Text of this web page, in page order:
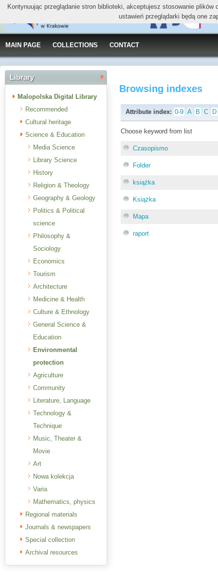
MAIN PAGE COLLECTIONS CONTACT
Library
Malopolska Digital Library
Recommended
Cultural heritage
Science & Education
Media Science
Library Science
History
Religion & Theology
Geography & Geology
Politics & Political
science
Philosophy &
Sociology
Economics
Tourism
Architecture
Medicine & Health
Culture & Ethnology
General Science &
Education
Environmental
protection
Agriculture
Community
Literature, Language
Technology &
Technique
Music, Theater &
Movie
Art
Nowa kolekcja
Varia
Mathematics, physics
Regional materials
Journals & newspapers
Special collection
Archival resources
Browsing indexes
Attribute index: 0-9 A B C D
Choose keyword from list
Czasopismo
Folder
książka
Książka
Mapa
raport
Kontynuując przeglądanie stron biblioteki, akceptujesz stosowanie
ustawień przeglądarki będą one